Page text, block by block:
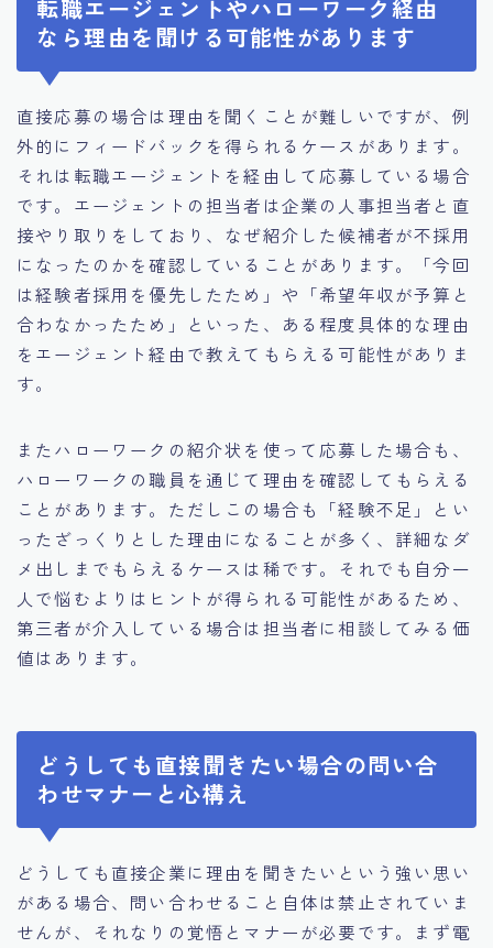
転職エージェントやハローワーク経由
なら理由を聞ける可能性があります
直接応募の場合は理由を聞くことが難しいですが、例
外的にフィードバックを得られるケースがあります。
それは転職エージェントを経由して応募している場合
です。エージェントの担当者は企業の人事担当者と直
接やり取りをしており、なぜ紹介した候補者が不採用
になったのかを確認していることがあります。「今回
は経験者採用を優先したため」や「希望年収が予算と
合わなかったため」といった、ある程度具体的な理由
をエージェント経由で教えてもらえる可能性がありま
す。
またハローワークの紹介状を使って応募した場合も、
ハローワークの職員を通じて理由を確認してもらえる
ことがあります。ただしこの場合も「経験不足」とい
ったざっくりとした理由になることが多く、詳細なダ
メ出しまでもらえるケースは稀です。それでも自分一
人で悩むよりはヒントが得られる可能性があるため、
第三者が介入している場合は担当者に相談してみる価
値はあります。
どうしても直接聞きたい場合の問い合
わせマナーと心構え
どうしても直接企業に理由を聞きたいという強い思い
がある場合、問い合わせること自体は禁止されていま
せんが、それなりの覚悟とマナーが必要です。まず電